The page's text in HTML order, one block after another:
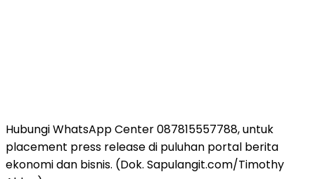
Hubungi WhatsApp Center 087815557788, untuk
placement press release di puluhan portal berita
ekonomi dan bisnis. (Dok. Sapulangit.com/Timothy